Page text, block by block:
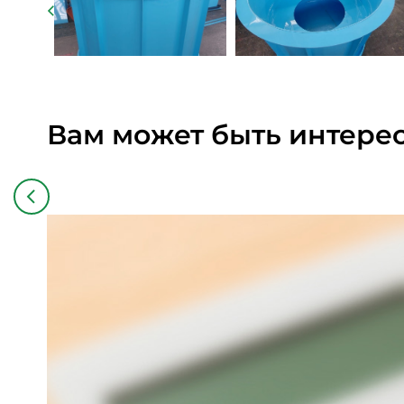
Вам может быть